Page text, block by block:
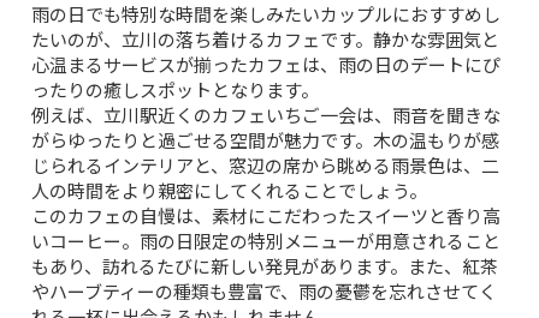
雨の日でも特別な時間を楽しみたいカップルにおすすめし
たいのが、立川の落ち着けるカフェです。静かな雰囲気と
心温まるサービスが揃ったカフェは、雨の日のデートにぴ
ったりの癒しスポットとなります。
例えば、立川駅近くのカフェいちご一会は、雨音を聞きな
がらゆったりと過ごせる空間が魅力です。木の温もりが感
じられるインテリアと、窓辺の席から眺める雨景色は、二
人の時間をより親密にしてくれることでしょう。
このカフェの自慢は、素材にこだわったスイーツと香り高
いコーヒー。雨の日限定の特別メニューが用意されること
もあり、訪れるたびに新しい発見があります。また、紅茶
やハーブティーの種類も豊富で、雨の憂鬱を忘れさせてく